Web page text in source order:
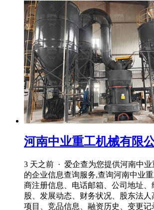
河南中业重工机械有限
3 天之前 · 爱企查为您提供河南中业
的企业信息查询服务,查询河南中业
商注册信息、电话邮箱、公司地址
股、发展动态、财务状况、股东法
项目、竞品信息、融资历史、变更记